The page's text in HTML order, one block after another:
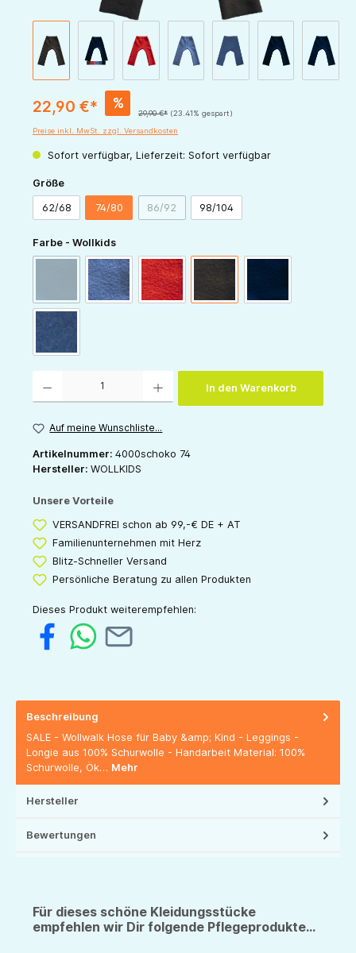
22,90 €* %
29,90 €* (23.41% gespart)
Preise inkl. MwSt. zzgl. Versandkosten
Sofort verfügbar, Lieferzeit: Sofort verfügbar
Größeauswählen
62/68 74/80 86/92(Diese Option ist zurzeit nicht verfügbar.)
98/104
Farbe - Wollkidsauswählen
marine
(Diese Option ist zurzeit nicht verfügbar.)
blau rot schoko
jeans
In den Warenkorb
Auf meine Wunschliste...
Artikelnummer: 4000schoko 74
Hersteller: WOLLKIDS
Unsere Vorteile
VERSANDFREI schon ab 99,-€ DE + AT
Familienunternehmen mit Herz
Blitz-Schneller Versand
Persönliche Beratung zu allen Produkten
Dieses Produkt weiterempfehlen:
Beschreibung
SALE - Wollwalk Hose für Baby &amp; Kind - Leggings -
Longie aus 100% Schurwolle - Handarbeit Material: 100%
Schurwolle, Ök… Mehr
Hersteller
Bewertungen
Für dieses schöne Kleidungsstücke
empfehlen wir Dir folgende Pflegeprodukte...